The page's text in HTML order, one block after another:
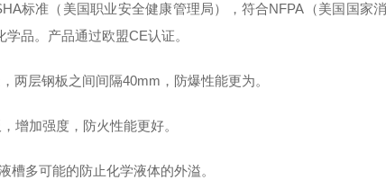
标准（美国职业安全健康管理局），符合NFPA（美国国家
品。产品通过欧盟CE认证。
两层钢板之间间隔40mm，防爆性能更为。
增加强度，防火性能更好。
槽多可能的防止化学液体的外溢。